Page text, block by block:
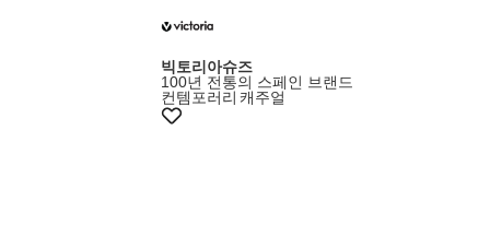
빅토리아슈즈
100년 전통의 스페인 브랜드
컨템포러리 캐주얼